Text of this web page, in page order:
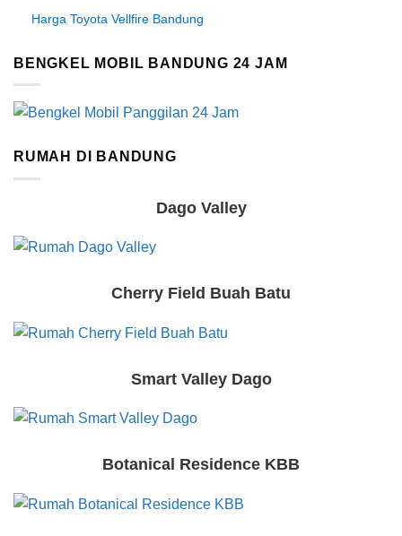
Harga Toyota Vellfire Bandung
BENGKEL MOBIL BANDUNG 24 JAM
RUMAH DI BANDUNG
Dago Valley
Cherry Field Buah Batu
Smart Valley Dago
Botanical Residence KBB